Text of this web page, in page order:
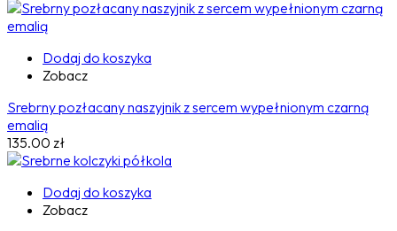
Dodaj do koszyka
Zobacz
Srebrny pozłacany naszyjnik z sercem wypełnionym czarną
emalią
135.00 zł
Dodaj do koszyka
Zobacz